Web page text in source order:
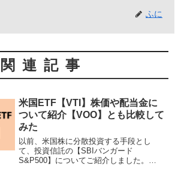
ふに
関連記事
米国ETF【VTI】株価や配当金に
ついて紹介【VOO】とも比較して
みた
以前、米国株に分散投資する手段とし
て、投資信託の【SBIバンガード
S&P500】についてご紹介しました。